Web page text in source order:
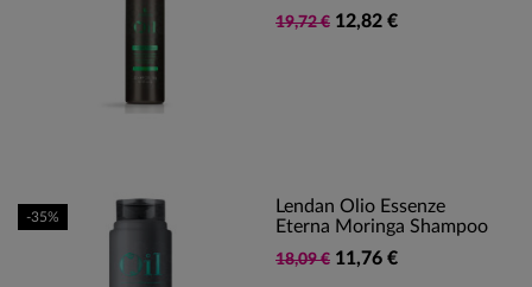
19,72 € 12,82 €
Lendan Olio Essenze
Eterna Moringa Shampoo
18,09 € 11,76 €
-35%